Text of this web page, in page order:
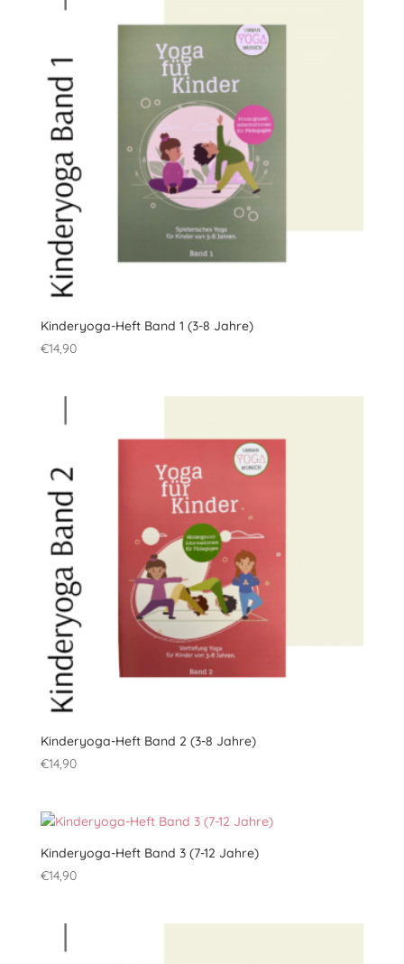
Kinderyoga-Heft Band 1 (3-8 Jahre)
€14,90
Kinderyoga-Heft Band 2 (3-8 Jahre)
€14,90
Kinderyoga-Heft Band 3 (7-12 Jahre)
€14,90